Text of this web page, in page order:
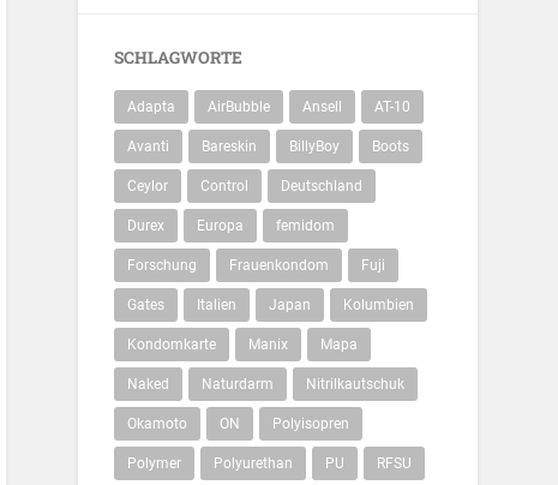
SCHLAGWORTE
Adapta AirBubble Ansell AT-10
Avanti Bareskin BillyBoy Boots
Ceylor Control Deutschland
Durex Europa femidom
Forschung Frauenkondom Fuji
Gates Italien Japan Kolumbien
Kondomkarte Manix Mapa
Naked Naturdarm Nitrilkautschuk
Okamoto ON Polyisopren
Polymer Polyurethan PU RFSU